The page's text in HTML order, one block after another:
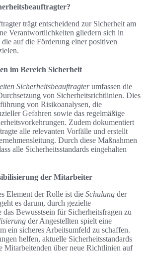
trägt entscheidend zur Sicherheit am
Verantwortlichkeiten gliedern sich in
auf die Förderung einer positiven
im Bereich Sicherheit
Sicherheitsbeauftragterumfassen die
von Sicherheitsrichtlinien. Dies
von Risikoanalysen, die
Gefahren sowie das regelmäßige
Zudem dokumentiert
alle relevanten Vorfälle und erstellt
Durch diese Maßnahmen
alle Sicherheitsstandards eingehalten
der Mitarbeiter
Element der Rolle ist die Schulung der
es darum, durch gezielte
das Bewusstsein für Sicherheitsfragen zu
der Angestellten spielt eine
ein sicheres Arbeitsumfeld zu schaffen.
helfen, aktuelle Sicherheitsstandards
Mitarbeitenden über neue Richtlinien auf